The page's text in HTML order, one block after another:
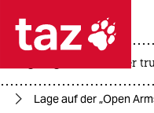
 taz
usa unter
Lage auf der „Open